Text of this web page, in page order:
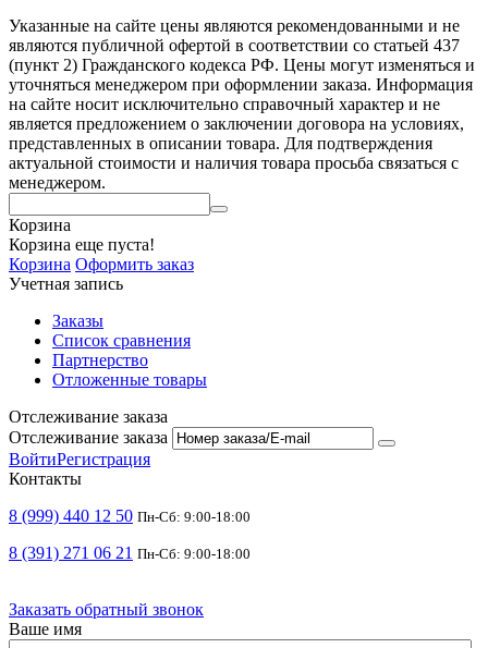
Указанные на сайте цены являются рекомендованными и не
являются публичной офертой в соответствии со статьей 437
(пункт 2) Гражданского кодекса РФ. Цены могут изменяться и
уточняться менеджером при оформлении заказа. Информация
на сайте носит исключительно справочный характер и не
является предложением о заключении договора на условиях,
представленных в описании товара. Для подтверждения
актуальной стоимости и наличия товара просьба связаться с
менеджером.
Корзина
Корзина еще пуста!
Корзина Оформить заказ
Учетная запись
Заказы
Список сравнения
Партнерство
Отложенные товары
Отслеживание заказа
Отслеживание заказа
ВойтиРегистрация
Контакты
8 (999) 440 12 50 Пн-Сб: 9:00-18:00
8 (391) 271 06 21 Пн-Сб: 9:00-18:00
Заказать обратный звонок
Ваше имя